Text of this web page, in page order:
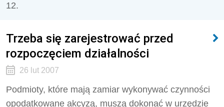
12.
Trzeba się zarejestrować przed
rozpoczęciem działalności
26 lut 2007
Podmioty, które mają zamiar wykonywać czynności
opodatkowane akcyzą, muszą dokonać w urzędzie